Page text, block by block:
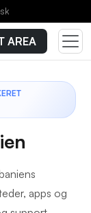
AREA
apps og